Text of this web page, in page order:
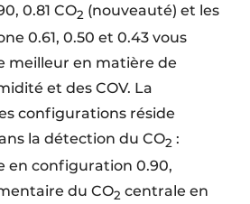
0.81 CO2 (nouveauté) et les
0.61, 0.50 et 0.43 vous
meilleur en matière de
et des COV. La
configurations réside
la détection du CO2 :
en configuration 0.90,
du CO2 centrale en